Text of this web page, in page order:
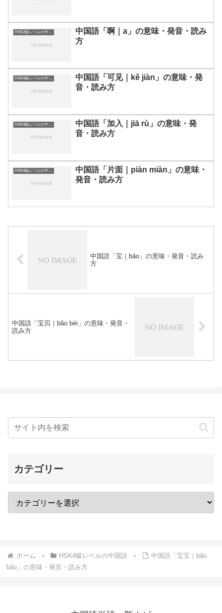
HSK2級レベルの中国語
中国語「啊｜a」の意味・発音・読み
方
HSK4級レベルの中国語
中国語「可见｜kě jiàn」の意味・発
音・読み方
中国語「加入｜jiā rù」の意味・発
音・読み方
中国語「片面｜piàn miàn」の意味・
発音・読み方
中国語「宝｜bǎo」の意味・発音・読み
方
中国語「宝贝｜bǎo bèi」の意味・発音・
読み方
カテゴリー
ホーム HSK4級レベルの中国語
中国語「宝宝｜bǎo
bǎo」の意味・発音・読み方